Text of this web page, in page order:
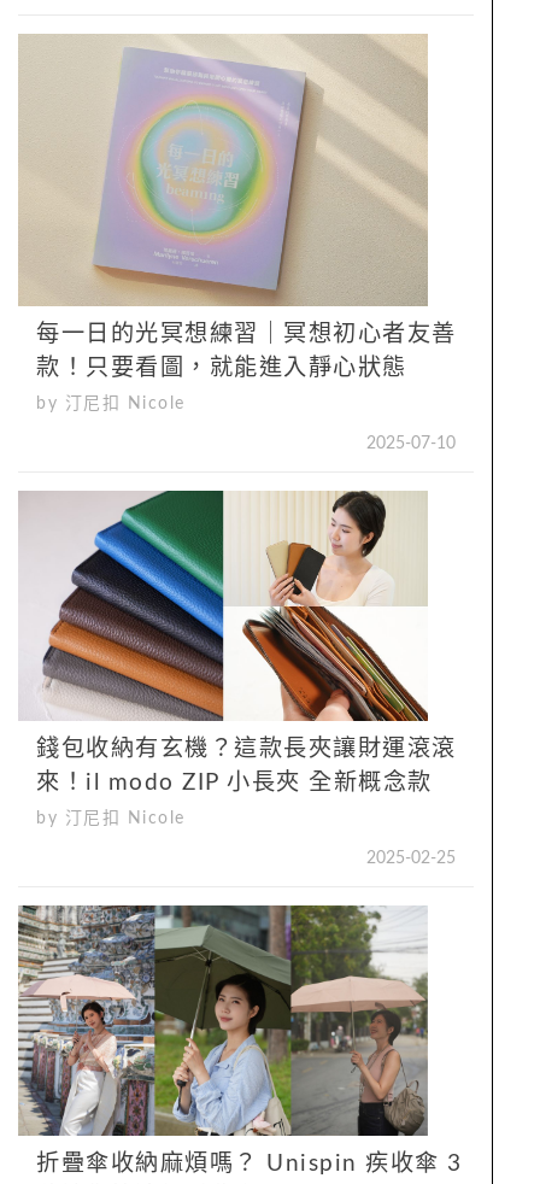
每一日的光冥想練習｜冥想初心者友善
款！只要看圖，就能進入靜心狀態
by 汀尼扣 Nicole
2025-07-10
錢包收納有玄機？這款長夾讓財運滾滾
來！il modo ZIP 小長夾 全新概念款
by 汀尼扣 Nicole
2025-02-25
折疊傘收納麻煩嗎？ Unispin 疾收傘 3